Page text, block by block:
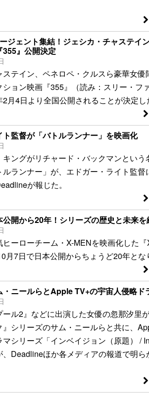
ジェント集結！ジェシカ・チャステイ
』公開決定
ステイン、ペネロペ・クルスら豪華女優
ション映画『355』（読み：スリー・フ
月4日より全国公開されることが決定し
ト監督が「バトルランナー」を映画化
キングがリチャード・バックマンという
ルランナー」が、エドガー・ライト監督
が報じた。
公開から20年！シリーズの歴史と未来
ーローチーム・X-MENを映画化した『
月7日で日本公開からちょうど20年とな
・ニールらとApple TV+の宇宙人侵略ド
ル2』などに出演した女優の忽那汐里
』シリーズのサム・ニールらと共に、
シリーズ「インベイジョン（原題） /
、Deadlineほか各メディアの報道で明ら